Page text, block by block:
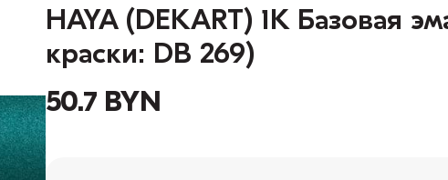
HAYA (DEKART) 1К Базовая
краски: DB 269)
50.7 BYN